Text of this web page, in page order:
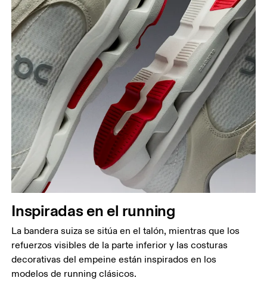
Inspiradas en el running
La bandera suiza se sitúa en el talón, mientras que los
refuerzos visibles de la parte inferior y las costuras
decorativas del empeine están inspirados en los
modelos de running clásicos.